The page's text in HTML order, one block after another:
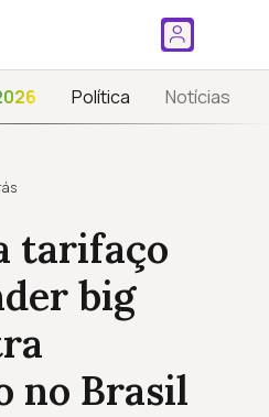
Política Notícias
tarifaço
big
no Brasil